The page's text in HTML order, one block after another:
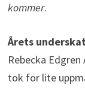
kommer.
Årets
Rebecka
tok för lite